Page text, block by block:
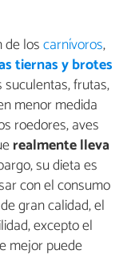
de loscarnívoros,
tiernas y brotes
frutas,
menor medida
roedores, aves
realmente lleva
su dieta es
con el consumo
gran calidad, el
excepto el
mejor puede